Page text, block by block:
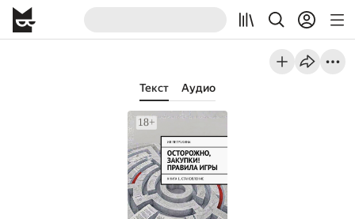
Текст Аудио